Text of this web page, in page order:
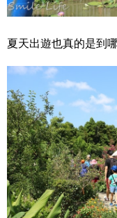
夏天出遊也真的是到